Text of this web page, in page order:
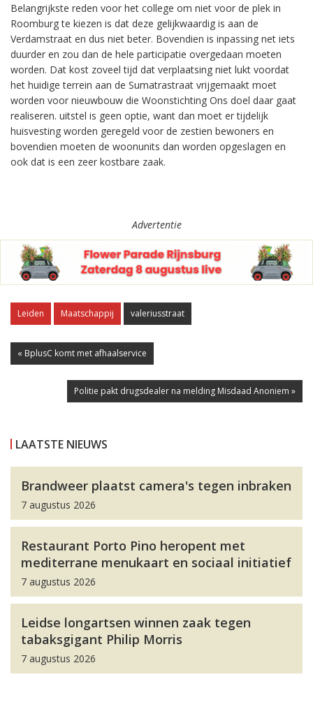
Belangrijkste reden voor het college om niet voor de plek in
Roomburg te kiezen is dat deze gelijkwaardig is aan de
Verdamstraat en dus niet beter. Bovendien is inpassing net iets
duurder en zou dan de hele participatie overgedaan moeten
worden. Dat kost zoveel tijd dat verplaatsing niet lukt voordat
het huidige terrein aan de Sumatrastraat vrijgemaakt moet
worden voor nieuwbouw die Woonstichting Ons doel daar gaat
realiseren. uitstel is geen optie, want dan moet er tijdelijk
huisvesting worden geregeld voor de zestien bewoners en
bovendien moeten de woonunits dan worden opgeslagen en
ook dat is een zeer kostbare zaak.
Advertentie
Leiden Maatschappij valeriusstraat
« BplusC komt met afhaalservice
Politie pakt drugsdealer na melding Misdaad Anoniem »
LAATSTE NIEUWS
Brandweer plaatst camera's tegen inbraken
7 augustus 2026
Restaurant Porto Pino heropent met
mediterrane menukaart en sociaal initiatief
7 augustus 2026
Leidse longartsen winnen zaak tegen
tabaksgigant Philip Morris
7 augustus 2026